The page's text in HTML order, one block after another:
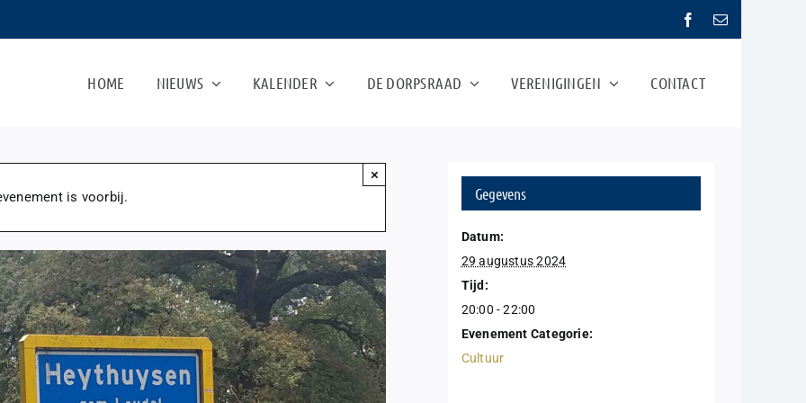
HOME NIEUWS KALENDER DE DORPSRAAD VERENIGINGEN CONTACT
is voorbij.
×
Gegevens
Datum:
29 augustus 2024
Tijd:
20:00 - 22:00
Evenement Categorie:
Cultuur